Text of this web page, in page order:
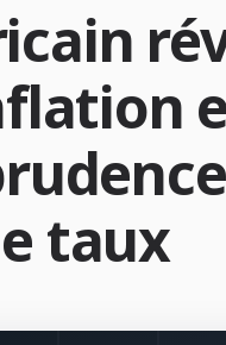
taux